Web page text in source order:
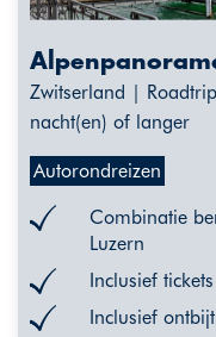
Zwitserland |
nacht(en) of langer
Autorondreizen
Combinatie
Luzern
Inclusief
Inclusief